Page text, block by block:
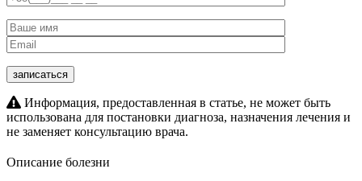
Информация, предоставленная в статье, не может быть
использована для постановки диагноза, назначения лечения и
не заменяет консультацию врача.
Описание болезни